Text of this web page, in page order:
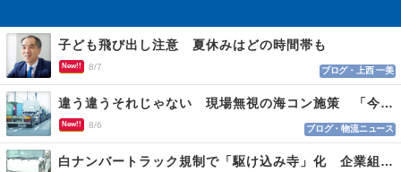
子ども飛び出し注意 夏休みはどの時間帯も
New!! 8/7 ブログ・上西 一美
違う違うそれじゃない 現場無視の海コン施策 「今でも平均２～３時間は待つ」
New!! 8/6 ブログ・物流ニュース
白ナンバートラック規制で「駆け込み寺」化 企業組合が入会基準を見直しへ